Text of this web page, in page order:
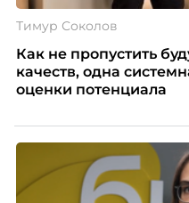
Тимур Соколов
Как не пропустить
качеств, одна
оценки потенциала